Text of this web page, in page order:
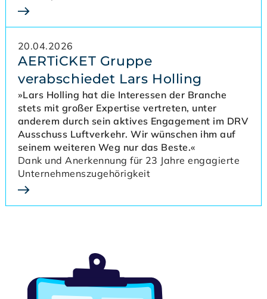
AERTiCKET Gruppe
verabschiedet Lars Holling
20.04.2026
»Lars Holling hat die Interessen der Branche
stets mit großer Expertise vertreten, unter
anderem durch sein aktives Engagement im DRV
Ausschuss Luftverkehr. Wir wünschen ihm auf
seinem weiteren Weg nur das Beste.«
Dank und Anerkennung für 23 Jahre engagierte
Unternehmenszugehörigkeit